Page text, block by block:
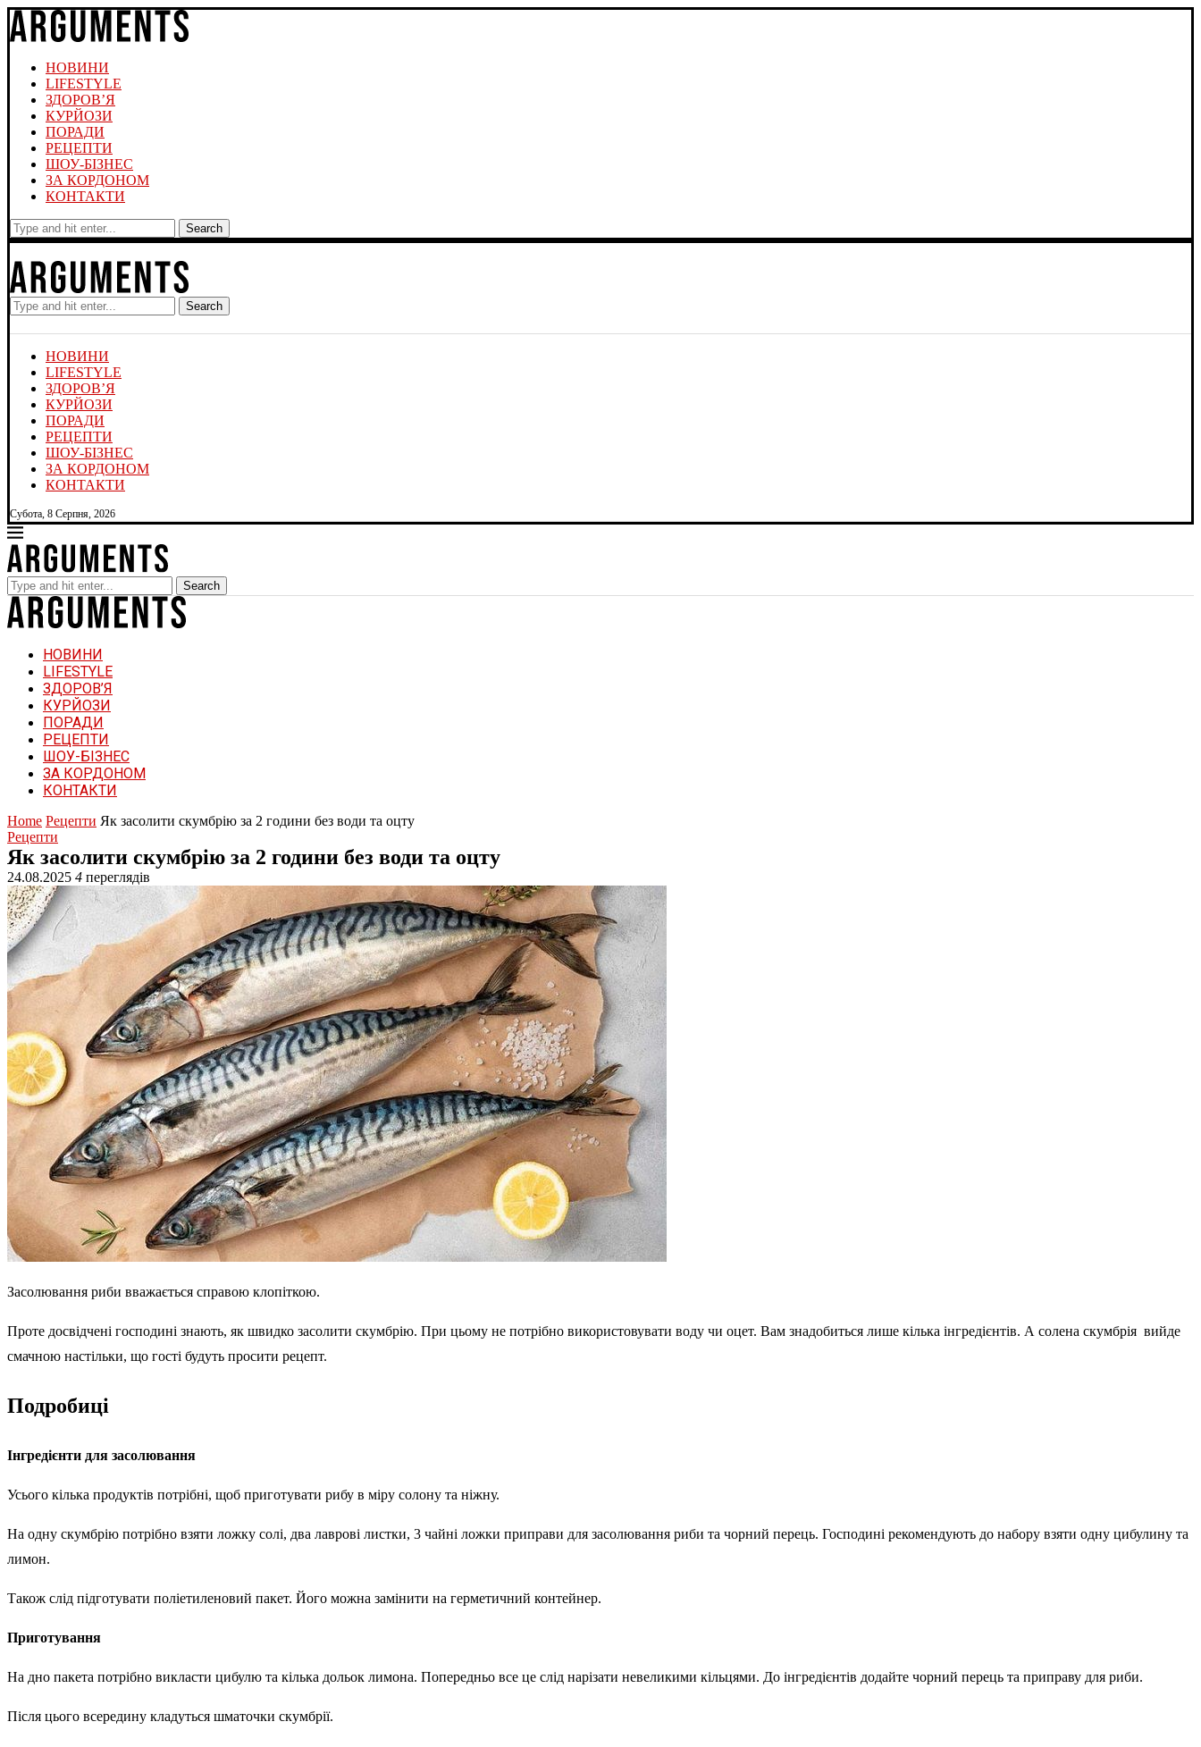
НОВИНИ
LIFESTYLE
ЗДОРОВ’Я
КУРЙОЗИ
ПОРАДИ
РЕЦЕПТИ
ШОУ-БІЗНЕС
ЗА КОРДОНОМ
КОНТАКТИ
Search
Search
НОВИНИ
LIFESTYLE
ЗДОРОВ’Я
КУРЙОЗИ
ПОРАДИ
РЕЦЕПТИ
ШОУ-БІЗНЕС
ЗА КОРДОНОМ
КОНТАКТИ
Субота, 8 Серпня, 2026
Search
НОВИНИ
LIFESTYLE
ЗДОРОВ’Я
КУРЙОЗИ
ПОРАДИ
РЕЦЕПТИ
ШОУ-БІЗНЕС
ЗА КОРДОНОМ
КОНТАКТИ
Home Рецепти Як засолити скумбрію за 2 години без води та оцту
Рецепти
Як засолити скумбрію за 2 години без води та оцту
24.08.2025 4 переглядів
Засолювання риби вважається справою клопіткою.
Проте досвідчені господині знають, як швидко засолити скумбрію. При цьому не потрібно використовувати воду чи оцет. Вам знадобиться лише кілька інгредієнтів. А солена скумбрія вийде
смачною настільки, що гості будуть просити рецепт.
Подробиці
Інгредієнти для засолювання
Усього кілька продуктів потрібні, щоб приготувати рибу в міру солону та ніжну.
На одну скумбрію потрібно взяти ложку солі, два лаврові листки, 3 чайні ложки приправи для засолювання риби та чорний перець. Господині рекомендують до набору взяти одну цибулину та
лимон.
Також слід підготувати поліетиленовий пакет. Його можна замінити на герметичний контейнер.
Приготування
На дно пакета потрібно викласти цибулю та кілька дольок лимона. Попередньо все це слід нарізати невеликими кільцями. До інгредієнтів додайте чорний перець та приправу для риби.
Після цього всередину кладуться шматочки скумбрії.